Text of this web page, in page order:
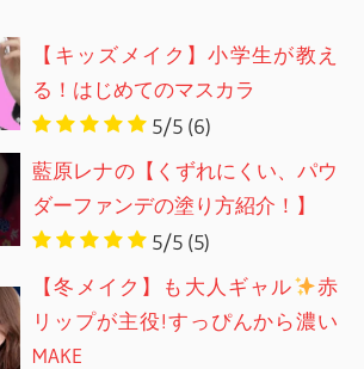
【キッズメイク】小学生が教え
る！はじめてのマスカラ
5/5 (6)
藍原レナの【くずれにくい、パウ
ダーファンデの塗り方紹介！】
5/5 (5)
【冬メイク】も大人ギャル
赤
リップが主役!すっぴんから濃い
MAKE